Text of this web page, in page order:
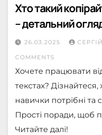
Хто такий
– детальний
26.03.2025
COMMENTS
Хочете працювати
текстах? Дізнайтеся,
навички потрібні та
Прості поради, щоб
Читайте далі!